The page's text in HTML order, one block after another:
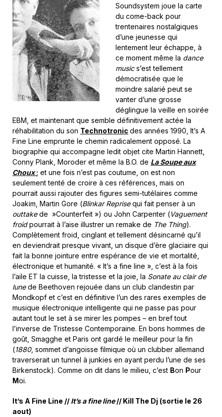
Soundsystem joue la carte
du come-back pour
trentenaires nostalgiques
d’une jeunesse qui
lentement leur échappe, à
ce moment même la dance
musics’est tellement
démocratisée que le
moindre salarié peut se
vanter d’une grosse
déglingue la veille en soirée
EBM, et maintenant que semble définitivement actée la
réhabilitation du son Technotronic des années 1990, It’s A
Fine Line emprunte le chemin radicalement opposé. La
biographie qui accompagne ledit objet cite Martin Hannett,
Conny Plank, Moroder et même la B.O. de La Soupe aux
Choux; et une fois n’est pas coutume, on est non
seulement tenté de croire à ces références, mais on
pourrait aussi rajouter des figures semi-tutélaires comme
Joakim, Martin Gore (Blinkar Reprisequi fait penser à un
outtakede »Counterfeit ») ou John Carpenter (Vaguement
froidpourrait à l’aise illustrer un remake de The Thing).
Complètement froid, cinglant et tellement désincarné qu’il
en deviendrait presque vivant, un disque d’ère glaciaire qui
fait la bonne jointure entre espérance de vie et mortalité,
électronique et humanité. « It’s a fine line », c’est à la fois
l’aile ET la cuisse, la tristesse et la joie, la Sonate au clair de
lunede Beethoven rejouée dans un club clandestin par
Mondkopf et c’est en définitive l’un des rares exemples de
musique électronique intelligente qui ne passe pas pour
autant tout le set à se mirer les pompes – en bref tout
l’inverse de Tristesse Contemporaine. En bons hommes de
goût, Smagghe et Paris ont gardé le meilleur pour la fin
(1880, sommet d’angoisse filmique où un clubber allemand
traverserait un tunnel à junkies en ayant perdu l’une de ses
Birkenstock). Comme on dit dans le milieu, c’est Bon Pour
Moi.
It’s A Fine Line // It’s a fine line// Kill The Dj (sortie le 26
aout)